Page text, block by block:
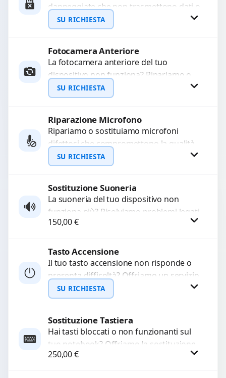
WhatsApp
danneggiate che non trasmettono dati o
non caricano. Utilizziamo ricambi di alta
qualità garantiti per...
SU RICHIESTA
Richiedi Preventivo
WhatsApp
Fotocamera Anteriore
La fotocamera anteriore del tuo
dispositivo non funziona? Ripariamo o
sostituiamo fotocamere guaste con
problemi come immagini sfocate, messa
SU RICHIESTA
Richiedi Preventivo
WhatsApp
Riparazione Microfono
Ripariamo o sostituiamo microfoni
difettosi che compromettono la qualità
audio delle registrazioni o delle
chiamate. Diagnosi accurata e ricambi
SU RICHIESTA
Richiedi Preventivo
Sostituzione Suoneria
La suoneria del tuo dispositivo non
funziona più? Risolviamo problemi legati
a moduli audio difettosi con interventi
150,00€
Procedi
Tasto Accensione
Il tuo tasto accensione non risponde o
presenta difficoltà? Offriamo un servizio
professionale di riparazione o
sostituzione utilizzando componenti di...
SU RICHIESTA
Richiedi Preventivo
Sostituzione Tastiera
Hai tasti bloccati o non funzionanti sul
tuo notebook? Offriamo la sostituzione
completa della tastiera con ricambi di
250,00€